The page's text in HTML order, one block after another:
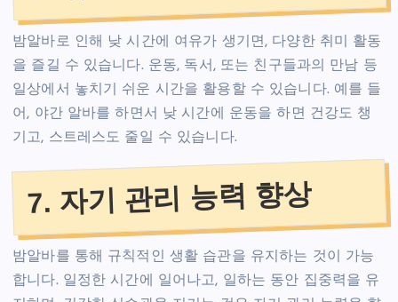
밤알바로 인해 낮 시간에 여유가 생기면, 다양한 취미 활동
을 즐길 수 있습니다. 운동, 독서, 또는 친구들과의 만남 등
일상에서 놓치기 쉬운 시간을 활용할 수 있습니다. 예를 들
어, 야간 알바를 하면서 낮 시간에 운동을 하면 건강도 챙
기고, 스트레스도 줄일 수 있습니다.
7. 자기 관리 능력 향상
밤알바를 통해 규칙적인 생활 습관을 유지하는 것이 가능
합니다. 일정한 시간에 일어나고, 일하는 동안 집중력을 유